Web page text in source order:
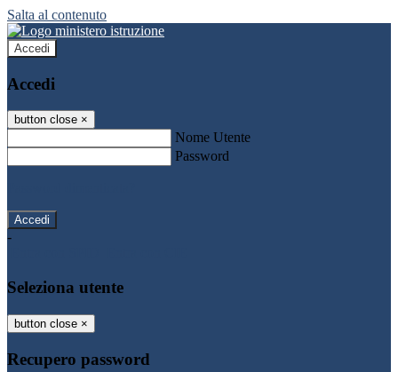
Salta al contenuto
Accedi
Accedi
button close ×
Nome Utente
Password
-
Seleziona utente
button close ×
Recupero password